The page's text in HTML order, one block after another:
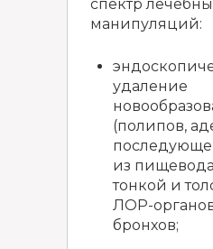
спектр
манипуляций:
удаление
(полипов,
из
тонкой и
ЛОР-
бронхов;